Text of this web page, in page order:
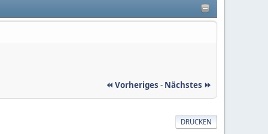
⏪ Vorheriges - Nächstes ⏩
DRUCKEN